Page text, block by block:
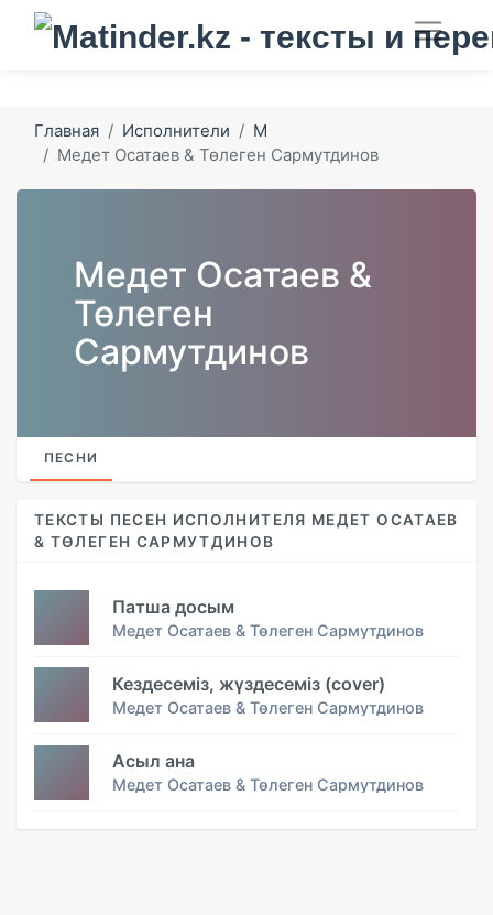
Главная Исполнители
М
Медет Осатаев & Төлеген Сармутдинов
Медет Осатаев &
Төлеген
Сармутдинов
ПЕСНИ
ТЕКСТЫ ПЕСЕН ИСПОЛНИТЕЛЯ МЕДЕТ ОСАТАЕВ
& ТӨЛЕГЕН САРМУТДИНОВ
Патша досым
Медет Осатаев & Төлеген Сармутдинов
Кездесеміз, жүздесеміз (cover)
Медет Осатаев & Төлеген Сармутдинов
Асыл ана
Медет Осатаев & Төлеген Сармутдинов